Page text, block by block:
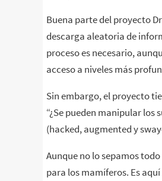
Buena parte del proyecto
descarga aleatoria de
proceso es necesario,
acceso a niveles más
Sin embargo, el proyecto
“¿Se pueden manipular los
(hacked, augmented y
Aunque no lo sepamos
para los mamíferos. Es